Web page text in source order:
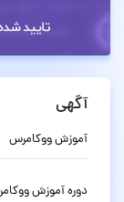
آگهی
آموزش ووکامرس
دوره آموزش